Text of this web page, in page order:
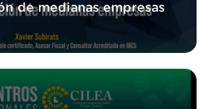
de medianas empresas